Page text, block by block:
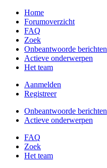
Home
Forumoverzicht
FAQ
Zoek
Onbeantwoorde berichten
Actieve onderwerpen
Het team
Aanmelden
Registreer
Onbeantwoorde berichten
Actieve onderwerpen
FAQ
Zoek
Het team